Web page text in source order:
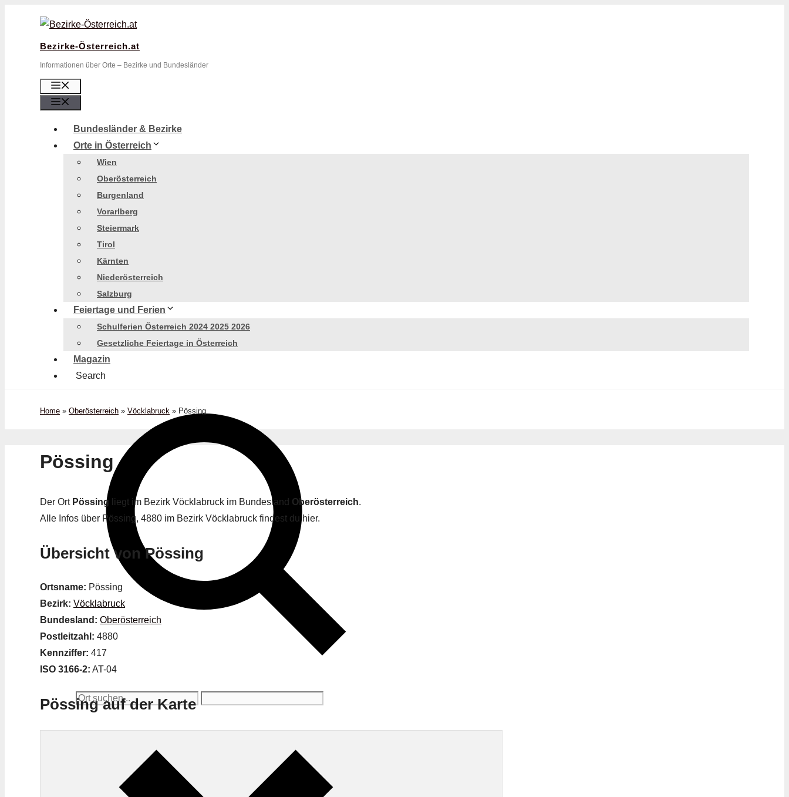
Bezirke-Österreich.at
Informationen über Orte – Bezirke und Bundesländer
Bundesländer & Bezirke
Orte in Österreich
Wien
Oberösterreich
Burgenland
Vorarlberg
Steiermark
Tirol
Kärnten
Niederösterreich
Salzburg
Feiertage und Ferien
Schulferien Österreich 2024 2025 2026
Gesetzliche Feiertage in Österreich
Magazin
Search
Home » Oberösterreich » Vöcklabruck » Pössing
Pössing
Der Ort Pössing liegt im Bezirk Vöcklabruck im Bundesland Oberösterreich.
Alle Infos über Pössing, 4880 im Bezirk Vöcklabruck findest du hier.
Übersicht von Pössing
Ortsname: Pössing
Bezirk: Vöcklabruck
Bundesland: Oberösterreich
Postleitzahl: 4880
Kennziffer: 417
ISO 3166-2: AT-04
Pössing auf der Karte